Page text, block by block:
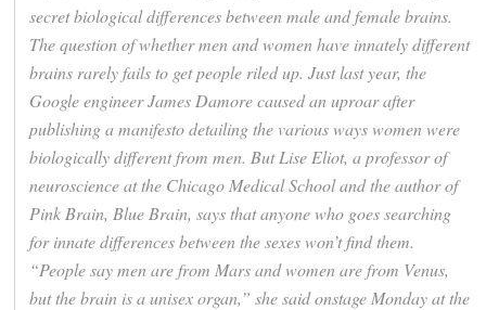
secret biological differences between male and female brains.
The question of whether men and women have innately different
brains rarely fails to get people riled up. Just last year, the
Google engineer James Damore caused an uproar after
publishing a manifesto detailing the various ways women were
biologically different from men. But Lise Eliot, a professor of
neuroscience at the Chicago Medical School and the author of
Pink Brain, Blue Brain, says that anyone who goes searching
for innate differences between the sexes won’t find them.
“People say men are from Mars and women are from Venus,
but the brain is a unisex organ,” she said onstage Monday at the